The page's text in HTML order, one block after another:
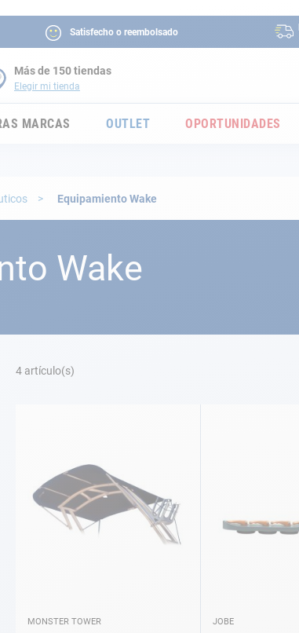
Satisfecho o reembolsado
Más de 150 tiendas
Elegir mi tienda
MARCAS OUTLET OPORTUNIDADES
Equipamiento Wake
Wake
4 artículo(s)
MONSTER TOWER JOBE